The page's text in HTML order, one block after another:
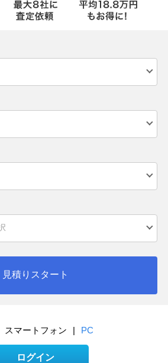
見積りスタート
スマートフォン | PC
ログイン